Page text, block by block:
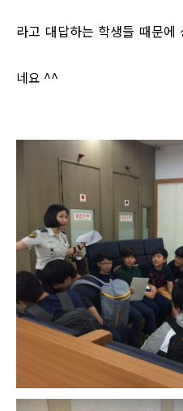
라고 대답하는 학생들 때문에
네요 ^^